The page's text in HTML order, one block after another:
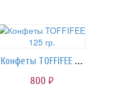
Конфеты TOFFIFEE 125 гр.
800 руб.